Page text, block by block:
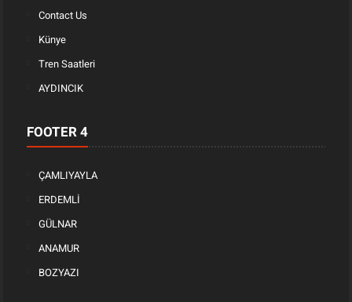
Contact Us
Künye
Tren Saatleri
AYDINCIK
FOOTER 4
ÇAMLIYAYLA
ERDEMLİ
GÜLNAR
ANAMUR
BOZYAZI